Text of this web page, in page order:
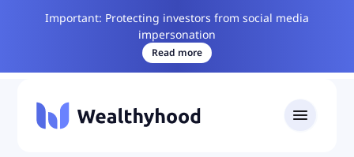
Important: Protecting investors from social media
impersonation
Read more